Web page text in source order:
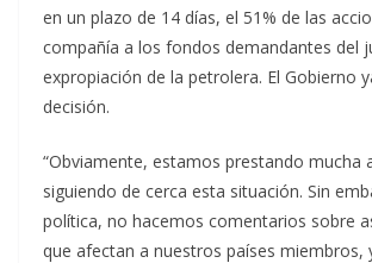
en un plazo de 14 días, el 51% de las
compañía a los fondos demandantes del
expropiación de la petrolera. El Gobierno
decisión.
“Obviamente, estamos prestando mucha
siguiendo de cerca esta situación. Sin
política, no hacemos comentarios sobre
que afectan a nuestros países miembros,